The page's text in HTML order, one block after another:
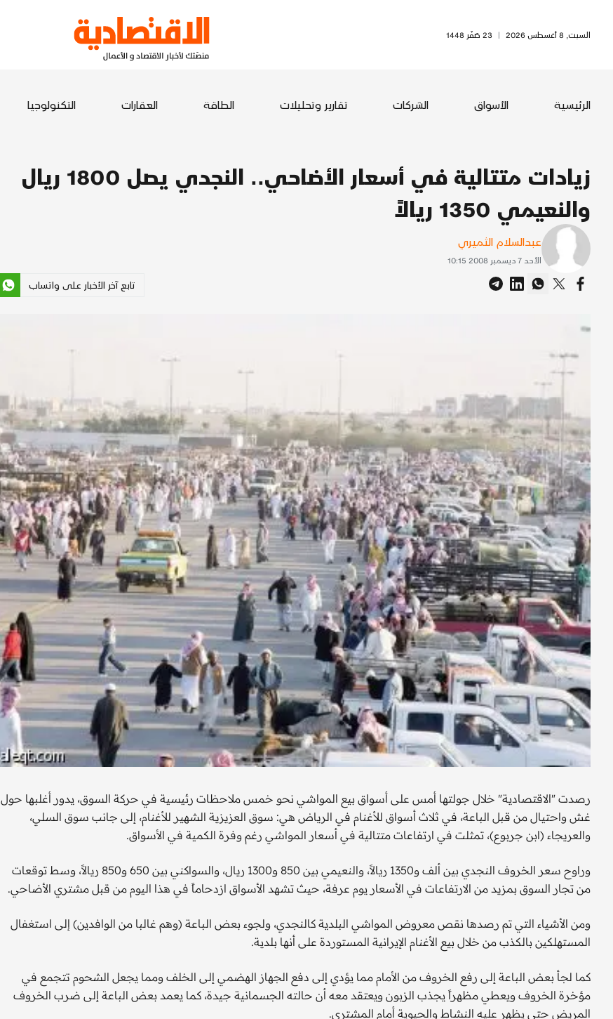
السبت, 8 أغسطس 2026 | 23 صَفَر 1448
الرئيسية الأسواق الشركات تقارير وتحليلات الطاقة العقارات التكنولوجيا
زيادات متتالية في أسعار الأضاحي.. النجدي يصل 1800 ريال
والنعيمي 1350 ريالاً
عبدالسلام الثميري
الأحد 7 ديسمبر 2008 10:15
تابع آخر الأخبار على واتساب
رصدت "الاقتصادية" خلال جولتها أمس على أسواق بيع المواشي نحو خمس ملاحظات رئيسية في حركة السوق، يدور أغلبها حول
غش واحتيال من قبل الباعة، في ثلاث أسواق للأغنام في الرياض هي: سوق العزيزية الشهير للأغنام، إلى جانب سوق السلي،
والعريجاء (ابن جربوع)، تمثلت في ارتفاعات متتالية في أسعار المواشي رغم وفرة الكمية في الأسواق.
وراوح سعر الخروف النجدي بين ألف و1350 ريالاً، والنعيمي بين 850 و1300 ريال، والسواكني بين 650 و850 ريالاً، وسط توقعات
من تجار السوق بمزيد من الارتفاعات في الأسعار يوم عرفة، حيث تشهد الأسواق ازدحاماً في هذا اليوم من قبل مشتري الأضاحي.
ومن الأشياء التي تم رصدها نقص معروض المواشي البلدية كالنجدي، ولجوء بعض الباعة (وهم غالبا من الوافدين) إلى استغفال
المستهلكين بالكذب من خلال بيع الأغنام الإيرانية المستوردة على أنها بلدية.
كما لجأ بعض الباعة إلى رفع الخروف من الأمام مما يؤدي إلى دفع الجهاز الهضمي إلى الخلف ومما يجعل الشحوم تتجمع في
مؤخرة الخروف ويعطي مظهراً يجذب الزبون ويعتقد معه أن حالته الجسمانية جيدة، كما يعمد بعض الباعة إلى ضرب الخروف
المريض حتى يظهر عليه النشاط والحيوية أمام المشتري.